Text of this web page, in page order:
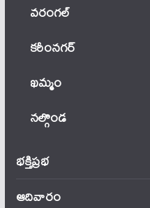
వ‌రంగ‌ల్
కరీంనగర్
ఖ‌మ్మం
నల్గొండ
భక్తిప్రభ
ఆదివారం